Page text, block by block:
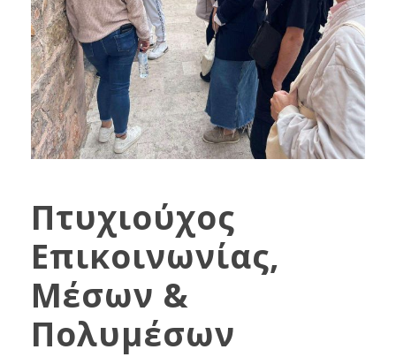
Πτυχιούχος
Επικοινωνίας,
Μέσων &
Πολυμέσων